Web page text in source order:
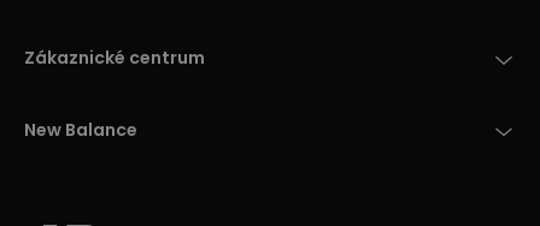
Zákaznické centrum
New Balance